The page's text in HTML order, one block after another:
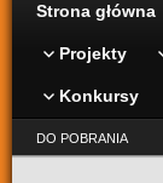
Strona główna
Projekty
Konkursy
DO POBRANIA